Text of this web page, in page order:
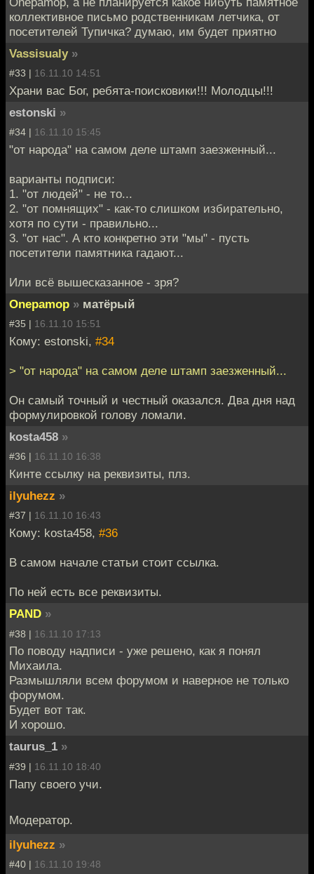
коллективное письмо родственникам летчика, от
посетителей Тупичка? думаю, им будет приятно
Vassisualy »
#33 | 16.11.10 14:51
Храни вас Бог, ребята-поисковики!!! Молодцы!!!
estonski »
#34 | 16.11.10 15:45
"от народа" на самом деле штамп заезженный...
варианты подписи:
1. "от людей" - не то...
2. "от помнящих" - как-то слишком избирательно,
хотя по сути - правильно...
3. "от нас". А кто конкретно эти "мы" - пусть
посетители памятника гадают...
Или всё вышесказанное - зря?
Onepamop » матёрый
#35 | 16.11.10 15:51
Кому: estonski, #34
> "от народа" на самом деле штамп заезженный...
Он самый точный и честный оказался. Два дня над
формулировкой голову ломали.
kosta458 »
#36 | 16.11.10 16:38
Кинте ссылку на реквизиты, плз.
ilyuhezz »
#37 | 16.11.10 16:43
Кому: kosta458, #36
В самом начале статьи стоит ссылка.
По ней есть все реквизиты.
PAND »
#38 | 16.11.10 17:13
По поводу надписи - уже решено, как я понял
Михаила.
Размышляли всем форумом и наверное не только
форумом.
Будет вот так.
И хорошо.
taurus_1 »
#39 | 16.11.10 18:40
Папу своего учи.
Модератор.
ilyuhezz »
#40 | 16.11.10 19:48